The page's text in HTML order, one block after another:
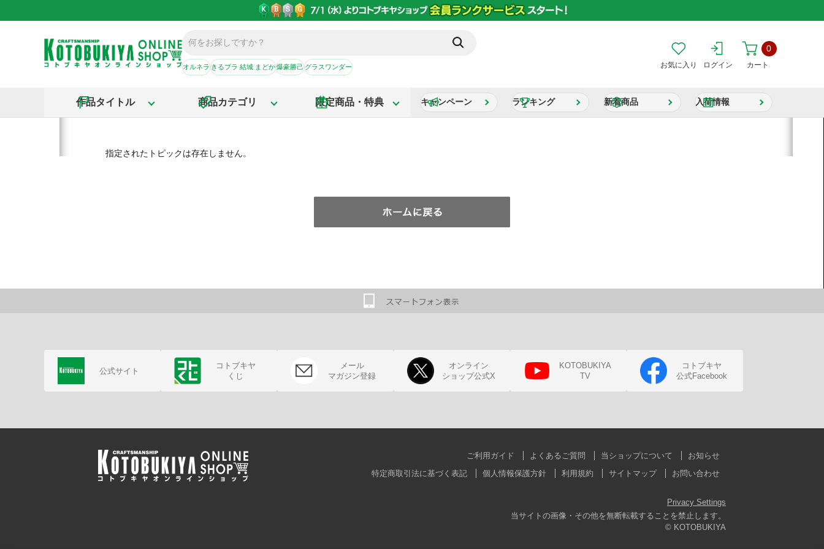
オルネラきるプラ 結城 まどか爆豪勝己グラスワンダー お気に入り ログイン カート
0
作品タイトル 商品カテゴリ 限定商品・特典 キャンペーン ランキング 新着商品 入荷情報
指定されたトピックは存在しません。
公式サイト
コトブキヤ
くじ
メール
マガジン登録
オンライン
ショップ公式X
KOTOBUKIYA
TV
コトブキヤ
公式Facebook
ご利用ガイド よくあるご質問 当ショップについて
お知らせ
特定商取引法に基づく表記
個人情報保護方針 利用規約 サイトマップ お問い合わせ
Privacy Settings
当サイトの画像・その他を無断転載することを禁止します。
© KOTOBUKIYA